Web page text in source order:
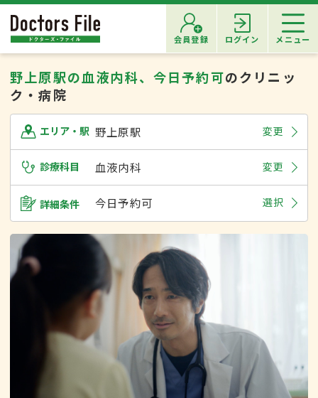
会員登録 ログイン メニュー
野上原駅の血液内科、今日予約可のクリニッ
ク・病院
エリア・駅 野上原駅 変更
診療科目 血液内科 変更
詳細条件 今日予約可 選択